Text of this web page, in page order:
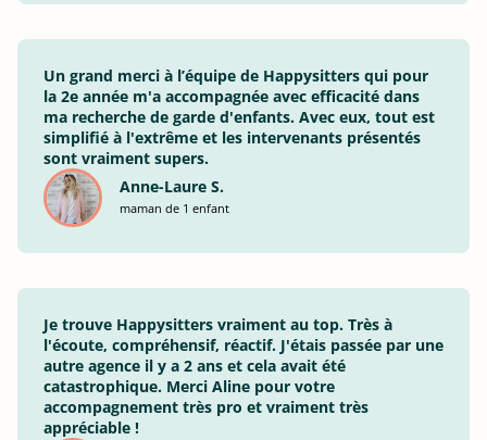
Un grand merci à l’équipe de Happysitters qui pour
la 2e année m'a accompagnée avec efficacité dans
ma recherche de garde d'enfants. Avec eux, tout est
simplifié à l'extrême et les intervenants présentés
sont vraiment supers.
Anne-Laure S.
maman de 1 enfant
Je trouve Happysitters vraiment au top. Très à
l'écoute, compréhensif, réactif. J'étais passée par une
autre agence il y a 2 ans et cela avait été
catastrophique. Merci Aline pour votre
accompagnement très pro et vraiment très
appréciable !